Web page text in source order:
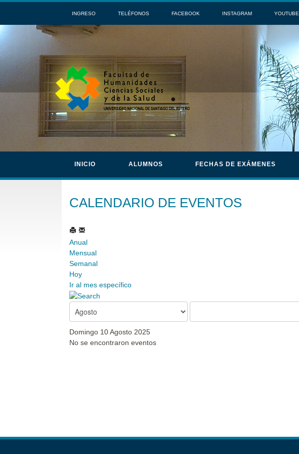
INGRESO TELÉFONOS FACEBOOK INSTAGRAM YOUTUBE
INICIO ALUMNOS FECHAS DE EXÁMENES
CALENDARIO DE EVENTOS
Anual
Mensual
Semanal
Hoy
Ir al mes específico
Domingo 10 Agosto 2025
No se encontraron eventos